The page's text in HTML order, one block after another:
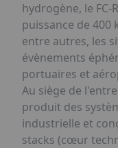
hydrogène, le
puissance de 400
entre autres, les
évènements
portuaires et
Au siège de
produit des
industrielle et
stacks (cœur